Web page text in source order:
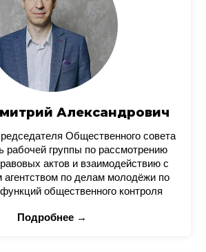
Александрович
Общественного совета
рабочей группы по рассмотрению
актов и взаимодействию с
по делам молодёжи по
общественного контроля
Подробнее →